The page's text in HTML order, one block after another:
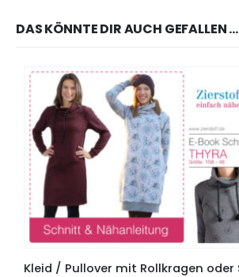
DAS KÖNNTE DIR AUCH GEFALLEN …